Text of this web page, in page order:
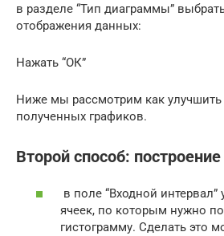
в разделе “Тип диаграммы”
отображения данных:
Нажать “ОК”
Ниже мы рассмотрим как
полученных графиков.
Второй способ:
в поле “Входной
ячеек, по которым нужно
гистограмму. Сделать это